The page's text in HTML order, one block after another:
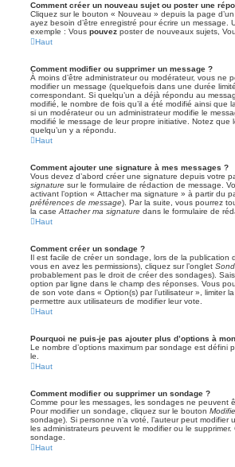
Comment créer un nouveau sujet ou poster une
Cliquez sur le bouton « Nouveau » depuis la page
ayez besoin d’être enregistré pour écrire un
exemple : Vous pouvez poster de nouveaux sujets,
Haut
Comment modifier ou supprimer un message ?
À moins d’être administrateur ou modérateur, vous ne
modifier un message (quelquefois dans une durée
correspondant. Si quelqu’un a déjà répondu au
modifié, le nombre de fois qu’il a été modifié ainsi que
si un modérateur ou un administrateur modifie le
modifié le message de leur propre initiative. Notez
quelqu’un y a répondu.
Haut
Comment ajouter une signature à mes messages ?
Vous devez d’abord créer une signature depuis votre
signature sur le formulaire de rédaction de message.
activant l’option « Attacher ma signature » à partir du
préférences de message). Par la suite, vous pourrez
la case Attacher ma signature dans le formulaire de
Haut
Comment créer un sondage ?
Il est facile de créer un sondage, lors de la publication
vous en avez les permissions), cliquez sur l’onglet
probablement pas le droit de créer des sondages).
option par ligne dans le champ des réponses. Vous
de son vote dans « Option(s) par l’utilisateur », limiter
permettre aux utilisateurs de modifier leur vote.
Haut
Pourquoi ne puis-je pas ajouter plus d’options à
Le nombre d’options maximum par sondage est défini
le.
Haut
Comment modifier ou supprimer un sondage ?
Comme pour les messages, les sondages ne peuvent
Pour modifier un sondage, cliquez sur le bouton
sondage). Si personne n’a voté, l’auteur peut
les administrateurs peuvent le modifier ou le
sondage.
Haut